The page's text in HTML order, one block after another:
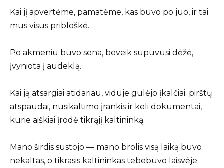
Kai jį apvertėme, pamatėme, kas buvo po juo, ir tai
mus visus pribloškė.
Po akmeniu buvo sena, beveik supuvusi dėžė,
įvyniota į audeklą.
Kai ją atsargiai atidariau, viduje gulėjo įkalčiai: pirštų
atspaudai, nusikaltimo įrankis ir keli dokumentai,
kurie aiškiai įrodė tikrąjį kaltininką.
Mano širdis sustojo — mano brolis visą laiką buvo
nekaltas, o tikrasis kaltininkas tebebuvo laisvėje.